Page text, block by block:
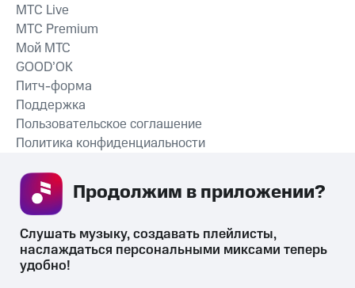
СКАЧАТЬ ПРИЛОЖЕНИЕ
MTС Live
MTС Premium
Мой МТС
GOOD’OK
Питч-форма
Поддержка
Пользовательское соглашение
Политика конфиденциальности
Слушать музыку, создавать плейлисты,
наслаждаться персональными миксами теперь
удобно!